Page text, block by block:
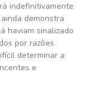
indefinitivamente
demonstra
haviam sinalizado
por razões
determinar a
e